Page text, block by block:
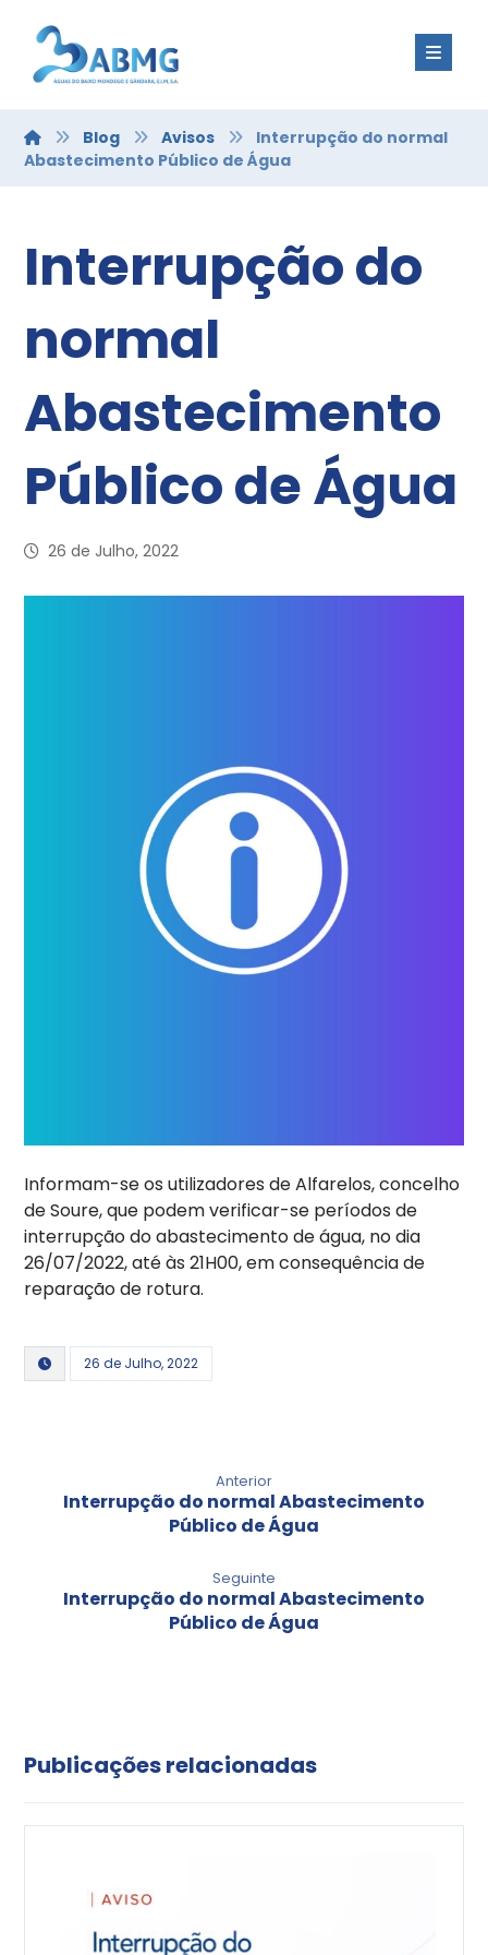
Blog Avisos
Interrupção do normal
Abastecimento Público de Água
Interrupção do
normal
Abastecimento
Público de Água
26 de Julho, 2022
Informam-se os utilizadores de Alfarelos, concelho
de Soure, que podem verificar-se períodos de
interrupção do abastecimento de água, no dia
26/07/2022, até às 21H00, em consequência de
reparação de rotura.
26 de Julho, 2022
Anterior
Interrupção do normal Abastecimento
Público de Água
Seguinte
Interrupção do normal Abastecimento
Público de Água
Publicações relacionadas